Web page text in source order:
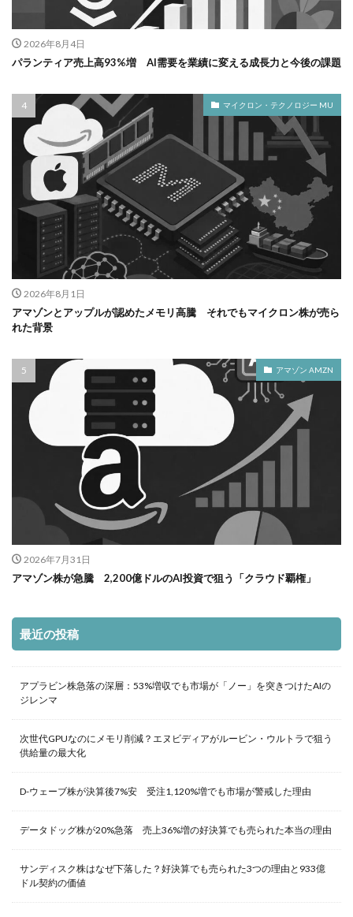
2026年8月4日
パランティア売上高93%増 AI需要を業績に変える成長力と今後の課題
マイクロン・テクノロジー MU
2026年8月1日
アマゾンとアップルが認めたメモリ高騰 それでもマイクロン株が売ら
れた背景
アマゾン AMZN
2026年7月31日
アマゾン株が急騰 2,200億ドルのAI投資で狙う「クラウド覇権」
最近の投稿
アプラビン株急落の深層：53%増収でも市場が「ノー」を突きつけたAIの
ジレンマ
次世代GPUなのにメモリ削減？エヌビディアがルービン・ウルトラで狙う
供給量の最大化
D-ウェーブ株が決算後7%安 受注1,120%増でも市場が警戒した理由
データドッグ株が20%急落 売上36%増の好決算でも売られた本当の理由
サンディスク株はなぜ下落した？好決算でも売られた3つの理由と933億
ドル契約の価値